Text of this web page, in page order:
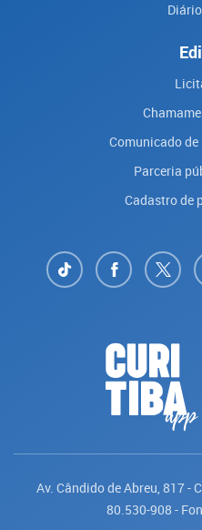
Comunicado
Parceria
Cadastro de
Av. Cândido de Abreu, 817 -
80.530-908 -